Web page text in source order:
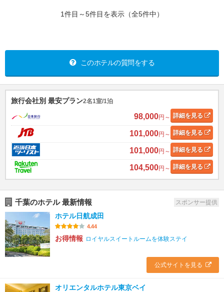
1件目～5件目を表示（全5件中）
このホテルの質問をする
旅行会社別 最安プラン2名1室/1泊
98,000円～ 詳細を見る
101,000円～ 詳細を見る
101,000円～ 詳細を見る
104,500円～ 詳細を見る
千葉のホテル 最新情報 スポンサー提供
ホテル日航成田
4.44
お得情報 ロイヤルスイートルームを体験ステイ
公式サイトを見る
オリエンタルホテル東京ベイ